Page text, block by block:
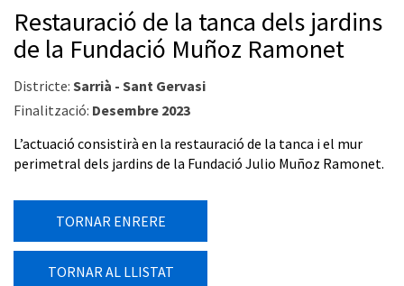
Restauració de la tanca dels jardins
de la Fundació Muñoz Ramonet
Districte: Sarrià - Sant Gervasi
Finalització: Desembre 2023
L’actuació consistirà en la restauració de la tanca i el mur
perimetral dels jardins de la Fundació Julio Muñoz Ramonet.
TORNAR ENRERE
TORNAR AL LLISTAT